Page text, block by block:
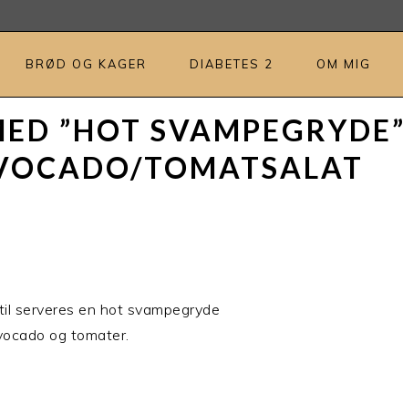
BRØD OG KAGER DIABETES 2 OM MIG
”HOT SVAMPEGRYDE”
TOMATSALAT
serveres en hot svampegryde
og tomater.